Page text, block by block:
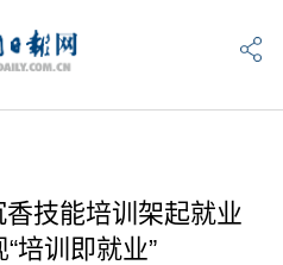
技能培训架起就业
培训即就业”